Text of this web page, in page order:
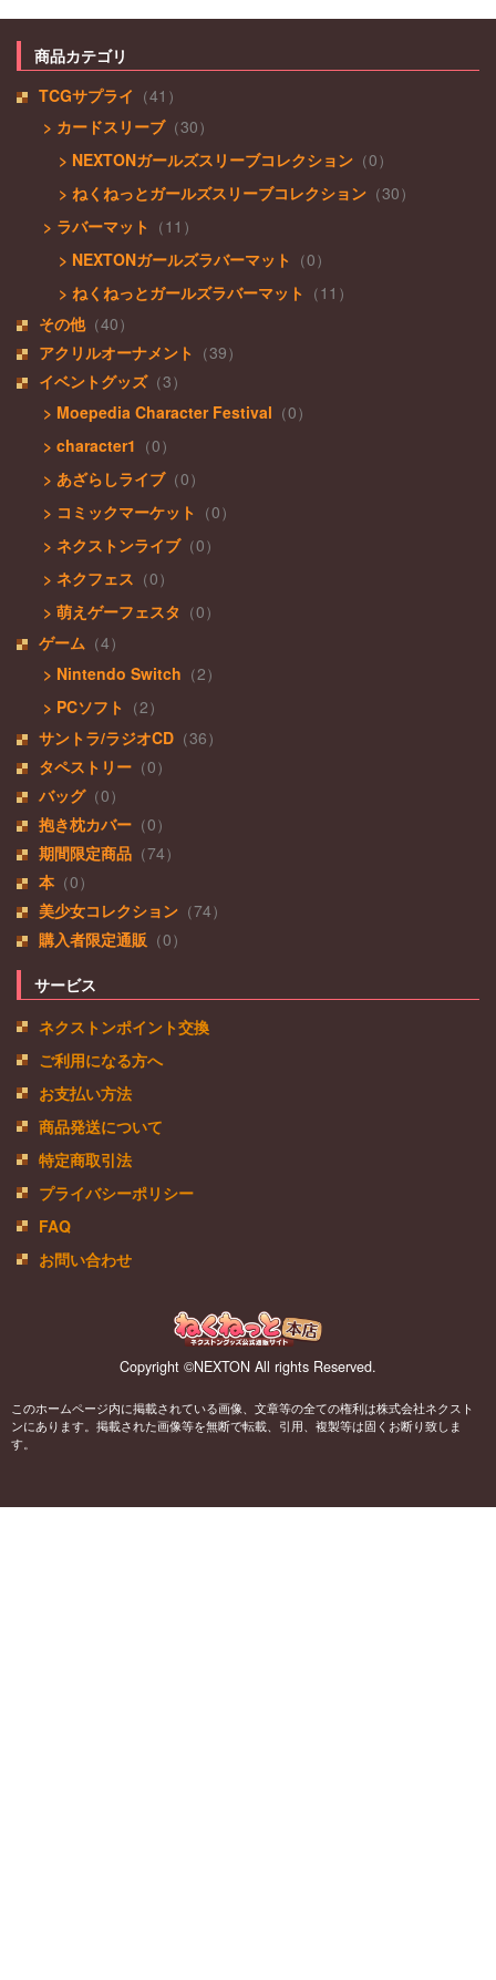
商品カテゴリ
TCGサプライ （41）
> カードスリーブ（30）
> NEXTONガールズスリーブコレクション （0）
> ねくねっとガールズスリーブコレクション （30）
> ラバーマット （11）
> NEXTONガールズラバーマット （0）
> ねくねっとガールズラバーマット （11）
その他（40）
アクリルオーナメント （39）
イベントグッズ（3）
> Moepedia Character Festival （0）
> character1 （0）
> あざらしライブ（0）
> コミックマーケット （0）
> ネクストンライブ（0）
> ネクフェス （0）
> 萌えゲーフェスタ （0）
ゲーム （4）
> Nintendo Switch （2）
> PCソフト （2）
サントラ/ラジオCD （36）
タペストリー （0）
バッグ（0）
抱き枕カバー （0）
期間限定商品 （74）
本 （0）
美少女コレクション （74）
購入者限定通販 （0）
サービス
ネクストンポイント交換
ご利用になる方へ
お支払い方法
商品発送について
特定商取引法
プライバシーポリシー
FAQ
お問い合わせ
Copyright ©NEXTON All rights Reserved.
このホームページ内に掲載されている画像、文章等の全ての権利は株式会社ネクスト
ンにあります。掲載された画像等を無断で転載、引用、複製等は固くお断り致しま
す。